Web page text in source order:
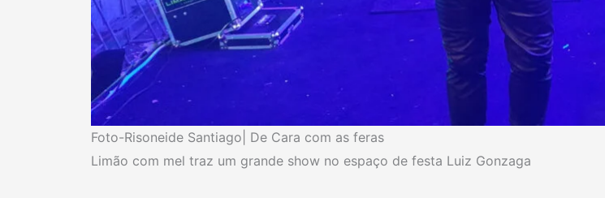
Foto-Risoneide Santiago| De Cara com as feras
Limão com mel traz um grande show no espaço de festa Luiz Gonzaga